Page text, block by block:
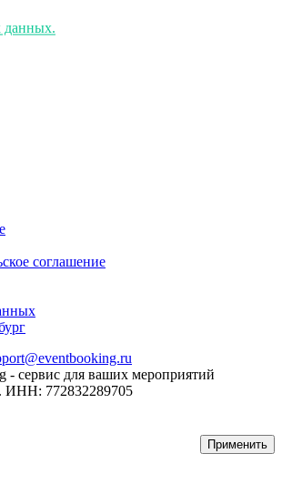
данных.
соглашение
- сервис для ваших мероприятий
772832289705
Применить